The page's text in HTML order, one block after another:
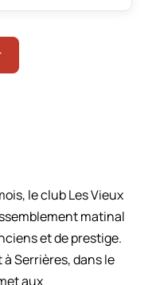
le club Les Vieux
matinal
et de prestige.
Serrières, dans le
aux